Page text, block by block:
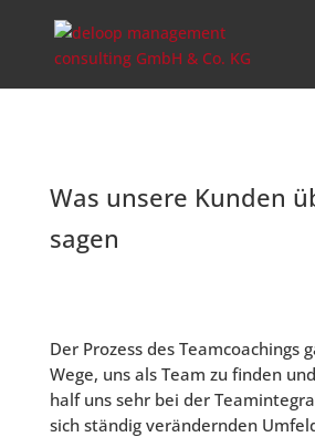
Was unsere Kunden
sagen
Der Prozess des Teamcoachings
Wege, uns als Team zu finden
half uns sehr bei der
sich ständig verändernden